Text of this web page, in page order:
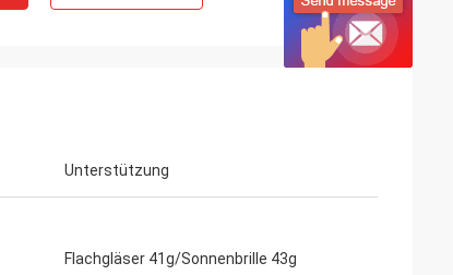
Unterstützung
Flachgläser 41g/Sonnenbrille 43g